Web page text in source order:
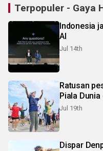
Terpopuler - Gaya
Indonesia
AI
Jul 14th
Ratusan
Piala
Jul 19th
Dispar